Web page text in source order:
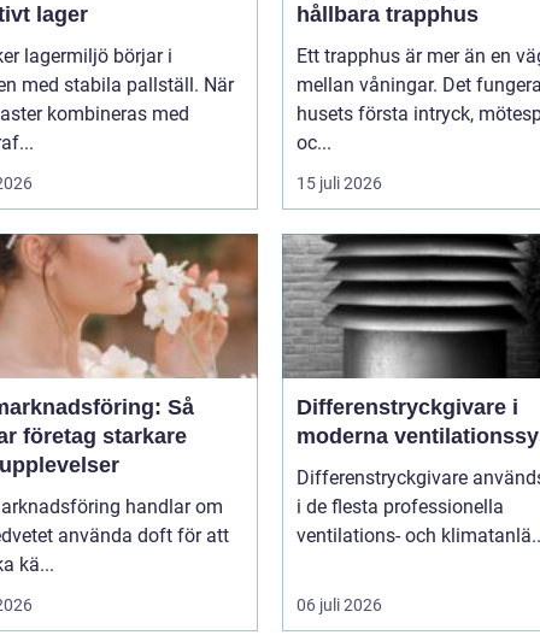
lager
lagermiljö börjar i
med stabila pallställ. När
kombineras med
hållbara trapphus
Ett trapphus är mer än en
mellan våningar. Det
husets första intryck,
oc...
15 juli 2026
Så
företag starkare
handlar om
använda doft för att
kä...
Differenstryckgivare i
moderna
Differenstryckgivare
i de flesta professionella
ventilations- och
06 juli 2026